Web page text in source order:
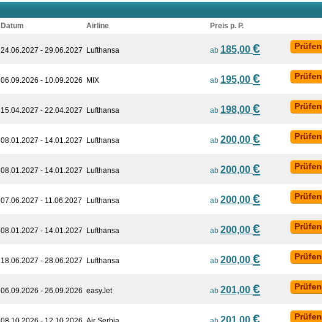
Datum Airline Preis p. P.
24.06.2027 - 29.06.2027 Lufthansa ab 185,00 € Prüfen
06.09.2026 - 10.09.2026 MIX ab 195,00 € Prüfen
15.04.2027 - 22.04.2027 Lufthansa ab 198,00 € Prüfen
08.01.2027 - 14.01.2027 Lufthansa ab 200,00 € Prüfen
08.01.2027 - 14.01.2027 Lufthansa ab 200,00 € Prüfen
07.06.2027 - 11.06.2027 Lufthansa ab 200,00 € Prüfen
08.01.2027 - 14.01.2027 Lufthansa ab 200,00 € Prüfen
18.06.2027 - 28.06.2027 Lufthansa ab 200,00 € Prüfen
06.09.2026 - 26.09.2026 easyJet ab 201,00 € Prüfen
201,00 € Prüfen